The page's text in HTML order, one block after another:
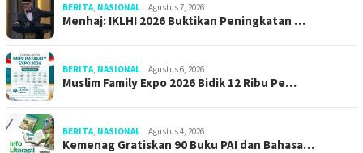
BERITA, NASIONAL Agustus 7, 2026
Menhaj: IKLHI 2026 Buktikan Peningkatan …
BERITA, NASIONAL Agustus 6, 2026
Muslim Family Expo 2026 Bidik 12 Ribu Pe…
BERITA, NASIONAL Agustus 4, 2026
Kemenag Gratiskan 90 Buku PAI dan Bahasa…